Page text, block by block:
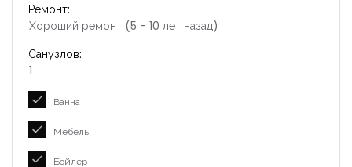
Ремонт:
Хороший ремонт (5 - 10 лет назад)
Санузлов:
1
Ванна
Мебель
Бойлер